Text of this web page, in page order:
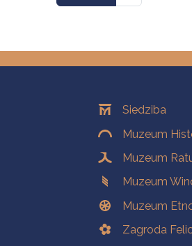
OddziałySiedziba
Muzeum
Muzeum
Muzeum
Muzeum
Zagroda